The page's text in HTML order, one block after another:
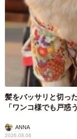
髪をバッサリと切っ
「ワンコ様でも戸惑
ANNA
2026.08.06